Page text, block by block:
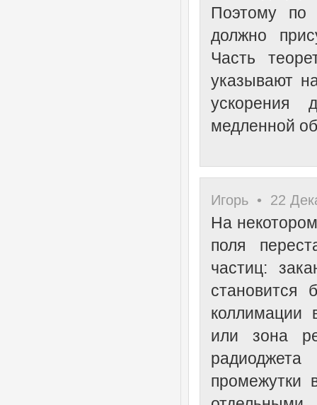
Поэтому по
должно
Часть
указывают
ускорения
медленной
Игорь • 22
На
поля
частиц:
становится
коллимации
или зона
промежутки